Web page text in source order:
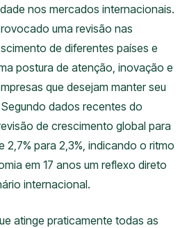
nos mercados internacionais.
uma revisão nas
de diferentes países e
postura de atenção, inovação e
que desejam manter seu
dados recentes do
de crescimento global para
2,7% para 2,3%, indicando o ritmo
em 17 anos um reflexo direto
internacional.
atinge praticamente todas as